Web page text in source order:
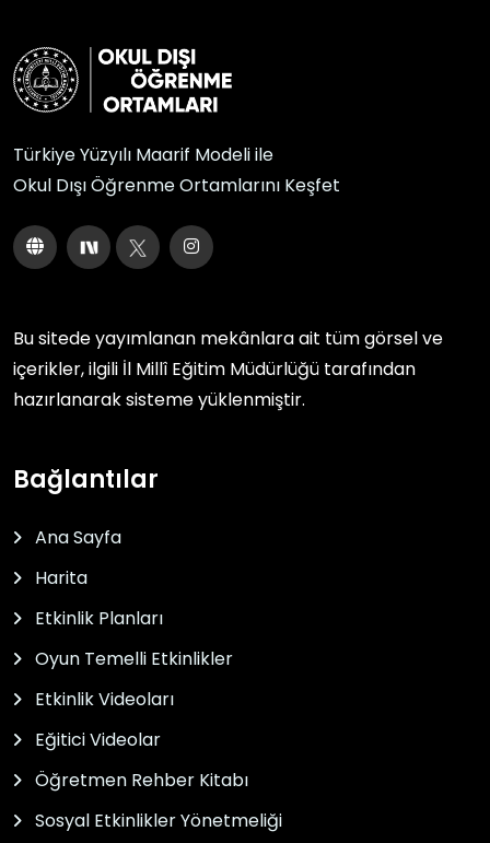
Türkiye Yüzyılı Maarif Modeli ile
Okul Dışı Öğrenme Ortamlarını Keşfet
Bu sitede yayımlanan mekânlara ait tüm görsel ve
içerikler, ilgili İl Millî Eğitim Müdürlüğü tarafından
hazırlanarak sisteme yüklenmiştir.
Bağlantılar
Ana Sayfa
Harita
Etkinlik Planları
Oyun Temelli Etkinlikler
Etkinlik Videoları
Eğitici Videolar
Öğretmen Rehber Kitabı
Sosyal Etkinlikler Yönetmeliği